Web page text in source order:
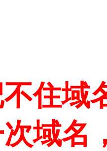
住域
域名